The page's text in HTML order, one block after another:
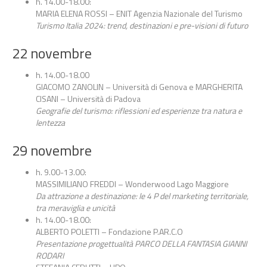
MARIA ELENA ROSSI – ENIT Agenzia Nazionale del Turismo
Turismo Italia 2024: trend, destinazioni e pre-visioni di futuro
22 novembre
h. 14.00-18.00
GIACOMO ZANOLIN – Università di Genova e MARGHERITA
CISANI – Università di Padova
Geografie del turismo: riflessioni ed esperienze tra natura e
lentezza
29 novembre
h. 9.00-13.00:
MASSIMILIANO FREDDI – Wonderwood Lago Maggiore
Da attrazione a destinazione: le 4 P del marketing territoriale,
tra meraviglia e unicità
h. 14.00-18.00:
ALBERTO POLETTI – Fondazione P.AR.C.O
Presentazione progettualità PARCO DELLA FANTASIA GIANNI
RODARI